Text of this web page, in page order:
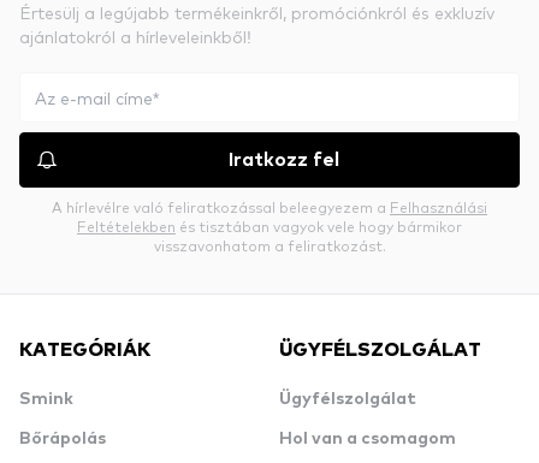
Értesülj a legújabb termékeinkről, promóciónkról és exkluzív
ajánlatokról a hírleveleinkből!
Iratkozz fel
A hírlevélre való feliratkozással beleegyezem a Felhasználási
Feltételekben és tisztában vagyok vele hogy bármikor
visszavonhatom a feliratkozást.
KATEGÓRIÁK
Smink
Bőrápolás
ÜGYFÉLSZOLGÁLAT
Ügyfélszolgálat
Hol van a csomagom